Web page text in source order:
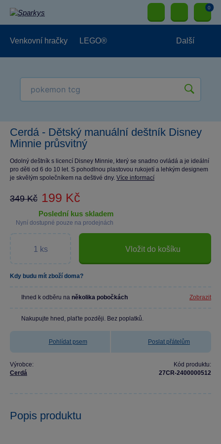
0
Venkovní hračky LEGO® Další
Cerdá - Dětský manuální deštník Disney
Minnie průsvitný
Odolný deštník s licencí Disney Minnie, který se snadno ovládá a je ideální
pro děti od 6 do 10 let. S pohodlnou plastovou rukojetí a lehkým designem
je skvělým společníkem na deštivé dny. Více informací
349 Kč 199 Kč
poslední kus skladem
Nyní dostupné pouze na prodejnách
Vložit do košíku
Kdy budu mít zboží doma?
Ihned k odběru na několika pobočkách Zobrazit
Nakupujte hned, plaťte později. Bez poplatků.
Pohlídat psem Poslat přátelům
Výrobce:
Cerdá
Kód produktu:
27CR-2400000512
Popis produktu